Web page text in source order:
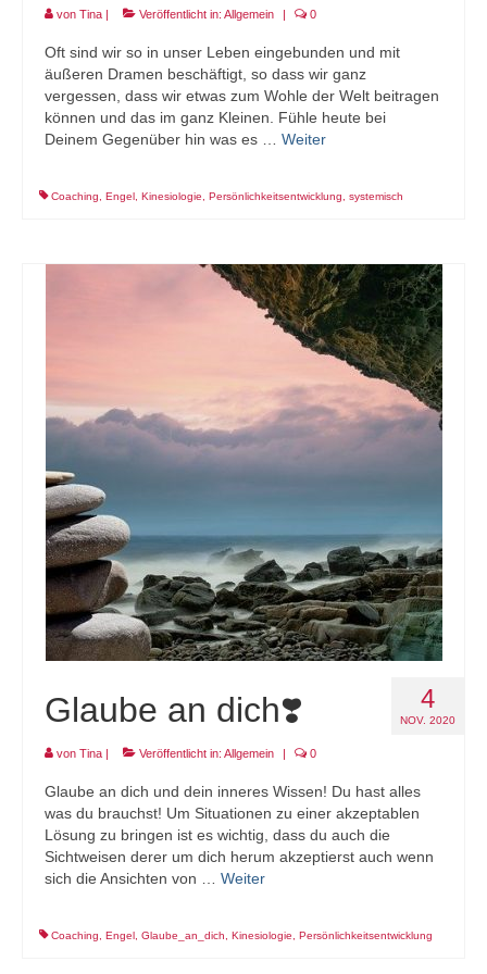
von Tina | Veröffentlicht in: Allgemein | 0
Oft sind wir so in unser Leben eingebunden und mit
äußeren Dramen beschäftigt, so dass wir ganz
vergessen, dass wir etwas zum Wohle der Welt beitragen
können und das im ganz Kleinen. Fühle heute bei
Deinem Gegenüber hin was es … Weiter
Coaching Engel Kinesiologie Persönlichkeitsentwicklung systemisch
4
NOV. 2020
Glaube an dich❣️
von Tina | Veröffentlicht in: Allgemein | 0
Glaube an dich und dein inneres Wissen! Du hast alles
was du brauchst! Um Situationen zu einer akzeptablen
Lösung zu bringen ist es wichtig, dass du auch die
Sichtweisen derer um dich herum akzeptierst auch wenn
sich die Ansichten von … Weiter
Coaching Engel Glaube_an_dich Kinesiologie Persönlichkeitsentwicklung